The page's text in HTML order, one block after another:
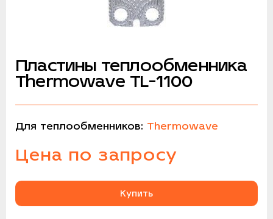
Пластины теплообменника
Thermowave TL-1100
Для теплообменников: Thermowave
Цена по запросу
Купить